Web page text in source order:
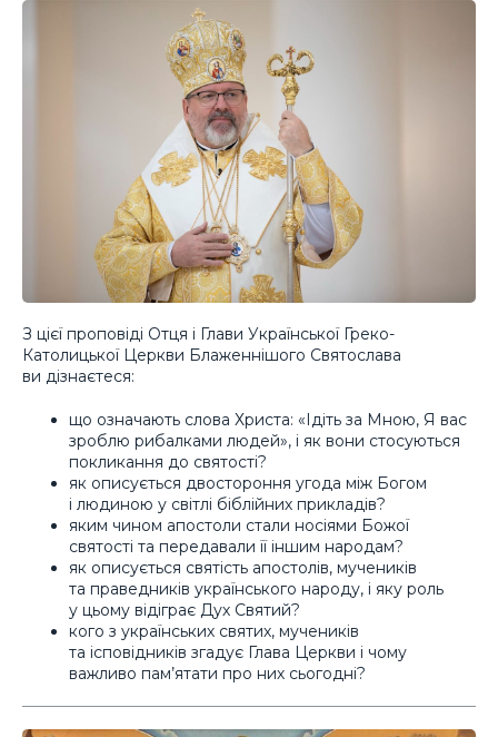
З цієї проповіді Отця і Глави Української Греко-
Католицької Церкви Блаженнішого Святослава
ви дізнаєтеся:
що означають слова Христа: «Ідіть за Мною, Я вас
зроблю рибалками людей», і як вони стосуються
покликання до святості?
як описується двостороння угода між Богом
і людиною у світлі біблійних прикладів?
яким чином апостоли стали носіями Божої
святості та передавали її іншим народам?
як описується святість апостолів, мучеників
та праведників українського народу, і яку роль
у цьому відіграє Дух Святий?
кого з українських святих, мучеників
та ісповідників згадує Глава Церкви і чому
важливо пам’ятати про них сьогодні?